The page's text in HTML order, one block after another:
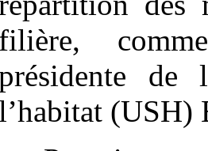
filière,
de
(USH)